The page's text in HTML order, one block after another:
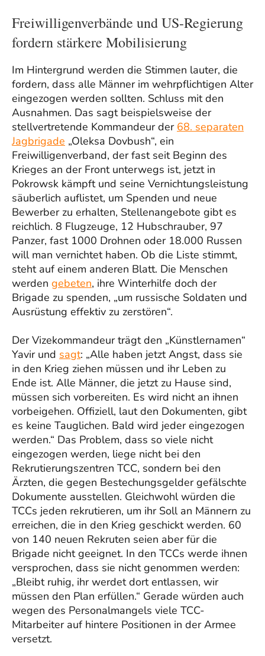
Freiwilligenverbände und US-Regierung
fordern stärkere Mobilisierung
Im Hintergrund werden die Stimmen lauter, die
fordern, dass alle Männer im wehrpflichtigen Alter
eingezogen werden sollten. Schluss mit den
Ausnahmen. Das sagt beispielsweise der
stellvertretende Kommandeur der 68. separaten
Jagbrigade „Oleksa Dovbush“, ein
Freiwilligenverband, der fast seit Beginn des
Krieges an der Front unterwegs ist, jetzt in
Pokrowsk kämpft und seine Vernichtungsleistung
säuberlich auflistet, um Spenden und neue
Bewerber zu erhalten, Stellenangebote gibt es
reichlich. 8 Flugzeuge, 12 Hubschrauber, 97
Panzer, fast 1000 Drohnen oder 18.000 Russen
will man vernichtet haben. Ob die Liste stimmt,
steht auf einem anderen Blatt. Die Menschen
werden gebeten, ihre Winterhilfe doch der
Brigade zu spenden, „um russische Soldaten und
Ausrüstung effektiv zu zerstören“.
Der Vizekommandeur trägt den „Künstlernamen“
Yavir und sagt: „Alle haben jetzt Angst, dass sie
in den Krieg ziehen müssen und ihr Leben zu
Ende ist. Alle Männer, die jetzt zu Hause sind,
müssen sich vorbereiten. Es wird nicht an ihnen
vorbeigehen. Offiziell, laut den Dokumenten, gibt
es keine Tauglichen. Bald wird jeder eingezogen
werden.“ Das Problem, dass so viele nicht
eingezogen werden, liege nicht bei den
Rekrutierungszentren TCC, sondern bei den
Ärzten, die gegen Bestechungsgelder gefälschte
Dokumente ausstellen. Gleichwohl würden die
TCCs jeden rekrutieren, um ihr Soll an Männern zu
erreichen, die in den Krieg geschickt werden. 60
von 140 neuen Rekruten seien aber für die
Brigade nicht geeignet. In den TCCs werde ihnen
versprochen, dass sie nicht genommen werden:
„Bleibt ruhig, ihr werdet dort entlassen, wir
müssen den Plan erfüllen.“ Gerade würden auch
wegen des Personalmangels viele TCC-
Mitarbeiter auf hintere Positionen in der Armee
versetzt.